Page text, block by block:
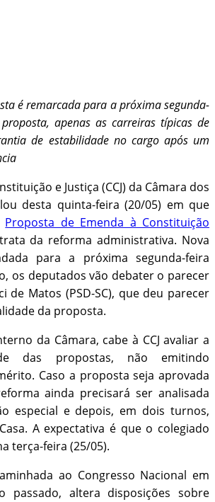
é remarcada para a próxima segunda-
apenas as carreiras típicas de
de estabilidade no cargo após um
e Justiça (CCJ) da Câmara dos
desta quinta-feira (20/05) em que
Proposta de Emenda à Constituição
da reforma administrativa. Nova
para a próxima segunda-feira
os deputados vão debater o parecer
de Matos (PSD-SC), que deu parecer
da proposta.
da Câmara, cabe à CCJ avaliar a
das propostas, não emitindo
Caso a proposta seja aprovada
ainda precisará ser analisada
especial e depois, em dois turnos,
A expectativa é que o colegiado
terça-feira (25/05).
ao Congresso Nacional em
passado, altera disposições sobre